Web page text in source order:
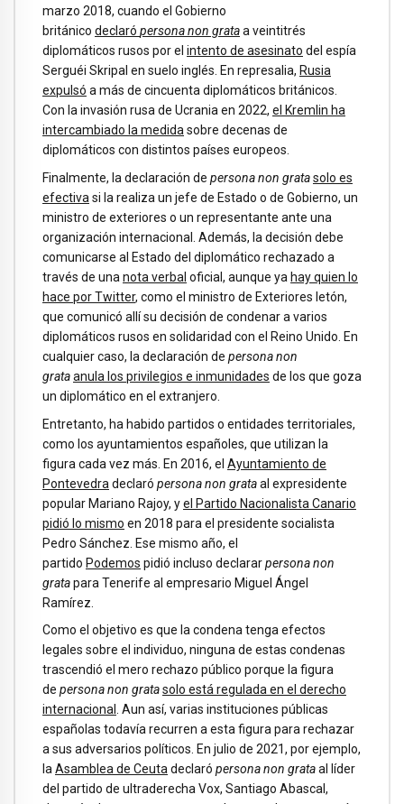
marzo 2018, cuando el Gobierno
británico declaró persona non grataa veintitrés
diplomáticos rusos por el intento de asesinato del espía
Serguéi Skripal en suelo inglés. En represalia, Rusia
expulsó a más de cincuenta diplomáticos británicos.
Con la invasión rusa de Ucrania en 2022, el Kremlin ha
intercambiado la medida sobre decenas de
diplomáticos con distintos países europeos.
Finalmente, la declaración de persona non gratasolo es
efectiva si la realiza un jefe de Estado o de Gobierno, un
ministro de exteriores o un representante ante una
organización internacional. Además, la decisión debe
comunicarse al Estado del diplomático rechazado a
través de una nota verbal oficial, aunque ya hay quien lo
hace por Twitter, como el ministro de Exteriores letón,
que comunicó allí su decisión de condenar a varios
diplomáticos rusos en solidaridad con el Reino Unido. En
cualquier caso, la declaración de persona non
grataanula los privilegios e inmunidades de los que goza
un diplomático en el extranjero.
Entretanto, ha habido partidos o entidades territoriales,
como los ayuntamientos españoles, que utilizan la
figura cada vez más. En 2016, el Ayuntamiento de
Pontevedra declaró persona non grataal expresidente
popular Mariano Rajoy, yel Partido Nacionalista Canario
pidió lo mismo en 2018 para el presidente socialista
Pedro Sánchez. Ese mismo año, el
partido Podemos pidió incluso declararpersona non
gratapara Tenerife al empresario Miguel Ángel
Ramírez.
Como el objetivo es que la condena tenga efectos
legales sobre el individuo, ninguna de estas condenas
trascendió el mero rechazo público porque la figura
de persona non gratasolo está regulada en el derecho
internacional. Aun así, varias instituciones públicas
españolas todavía recurren a esta figura para rechazar
a sus adversarios políticos. En julio de 2021, por ejemplo,
laAsamblea de Ceutadeclaró persona non grataal líder
del partido de ultraderecha Vox, Santiago Abascal,